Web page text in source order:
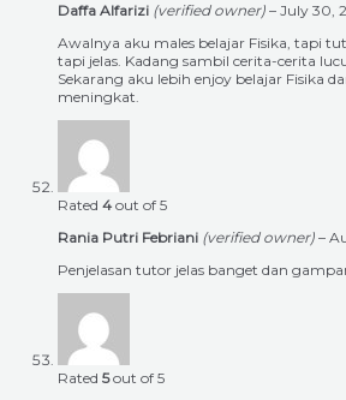
Daffa Alfarizi (verified owner) – July 30,
Awalnya aku males belajar Fisika, tapi
tapi jelas. Kadang sambil cerita-cerita
Sekarang aku lebih enjoy belajar Fisika
meningkat.
Rated 4 out of 5
Rania Putri Febriani (verified owner) –
Penjelasan tutor jelas banget dan
Rated 5out of 5